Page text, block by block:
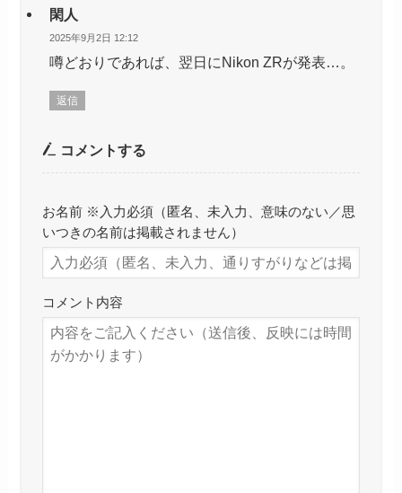
閑人
2025年9月2日 12:12
噂どおりであれば、翌日にNikon ZRが発表…。
返信
コメントする
お名前 ※入力必須（匿名、未入力、意味のない／思
いつきの名前は掲載されません）
コメント内容